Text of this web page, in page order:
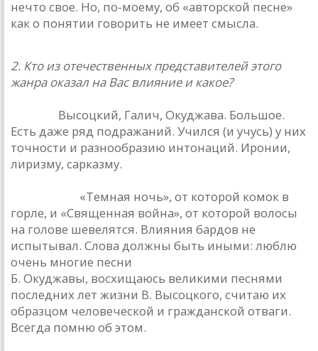
нечто свое. Но, по-моему, об «авторской песне»
как о понятии говорить не имеет смысла.
2. Кто из отечественных представителей этого
жанра оказал на Вас влияние и какое?
Высоцкий, Галич, Окуджава. Большое.
Есть даже ряд подражаний. Учился (и учусь) у них
точности и разнообразию интонаций. Иронии,
лиризму, сарказму.
«Темная ночь», от которой комок в
горле, и «Священная война», от которой волосы
на голове шевелятся. Влияния бардов не
испытывал. Слова должны быть иными: люблю
очень многие песни
Б. Окуджавы, восхищаюсь великими песнями
последних лет жизни В. Высоцкого, считаю их
образцом человеческой и гражданской отваги.
Всегда помню об этом.